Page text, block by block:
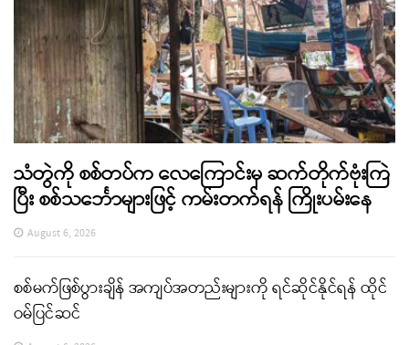
သံတွဲကို စစ်တပ်က လေကြောင်းမှ ဆက်တိုက်ဗုံးကြဲ
ပြီး စစ်သင်္ဘောများဖြင့် ကမ်းတက်ရန် ကြိုးပမ်းနေ
August 6, 2026
စစ်မက်ဖြစ်ပွားချိန် အကျပ်အတည်းများကို ရင်ဆိုင်နိုင်ရန် ထိုင်
ဝမ်ပြင်ဆင်